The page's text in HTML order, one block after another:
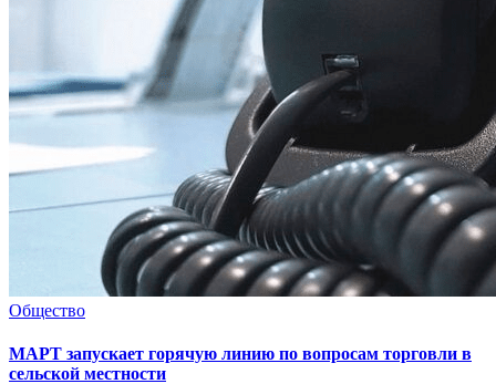
Общество
МАРТ запускает горячую линию по вопросам торговли в
сельской местности